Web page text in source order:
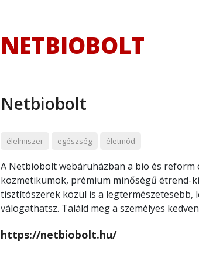
NETBIOBOLT
Netbiobolt
élelmiszer egészség életmód
A Netbiobolt webáruházban a bio és
kozmetikumok, prémium minőségű étrend-
tisztítószerek közül is a
válogathatsz. Találd meg a személyes
https://netbiobolt.hu/